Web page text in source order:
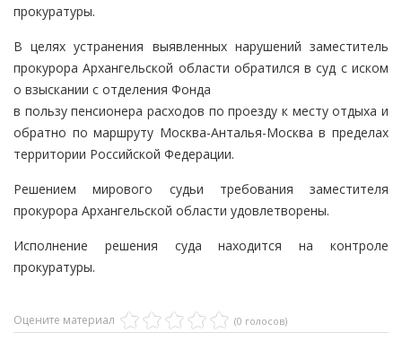
прокуратуры.
В целях устранения выявленных нарушений заместитель
прокурора Архангельской области обратился в суд с иском
о взыскании с отделения Фонда
в пользу пенсионера расходов по проезду к месту отдыха и
обратно по маршруту Москва-Анталья-Москва в пределах
территории Российской Федерации.
Решением мирового судьи требования заместителя
прокурора Архангельской области удовлетворены.
Исполнение решения суда находится на контроле
прокуратуры.
Оцените материал (0 голосов)